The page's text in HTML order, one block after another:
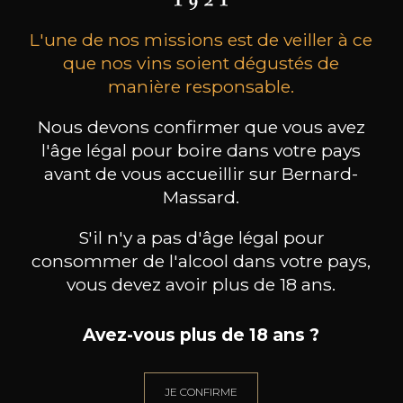
L'une de nos missions est de veiller à ce
que nos vins soient dégustés de
manière responsable.
Nous devons confirmer que vous avez
l'âge légal pour boire dans votre pays
avant de vous accueillir sur Bernard-
Massard.
S'il n'y a pas d'âge légal pour
consommer de l'alcool dans votre pays,
vous devez avoir plus de 18 ans.
Avez-vous plus de 18 ans ?
JE CONFIRME
CHAMPAGNE DEUTZ
Blanc de Blancs
2020
75cl / 98 ,56€
CHAMPAGNE DEUTZ
2019
150cl / 199,86€
BESOIN D’UN CONSEIL ?
NOTRE SOMMELIER VOUS ACCOMPAGNE